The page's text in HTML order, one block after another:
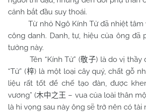
cảnh bắt đầu suy thoái.
Từ nhỏ Ngô Kính Tử đã nhiệt tâm
công danh. Danh, tự, hiệu của ông đã
tưởng này.
Tên “Kính Tử” (敬子) là do vị thầy
“Tử” (梓) là một loại cây quý, chất gỗ
liệu rất tốt để chế tạo đàn, được
vương” (木中之王 – vua của loài thân
là hi vọng sau này ông sẽ trở nên có tài